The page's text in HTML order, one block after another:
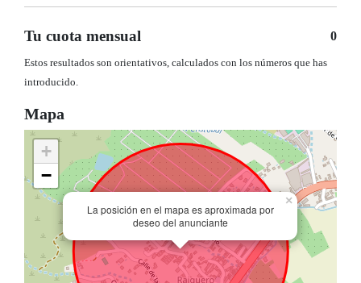
Tu cuota mensual 0
Estos resultados son orientativos, calculados con los números que has
introducido.
Mapa
La posición en el mapa es aproximada por
deseo del anunciante
×
+
−